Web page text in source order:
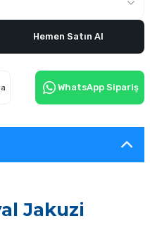
Hemen Satın Al
WhatsApp Sipariş
Jakuzi